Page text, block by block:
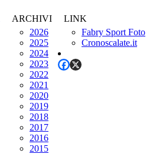
ARCHIVI
2026
2025
2024
2023
2022
2021
2020
2019
2018
2017
2016
2015
LINK
Fabry Sport Foto
Cronoscalate.it